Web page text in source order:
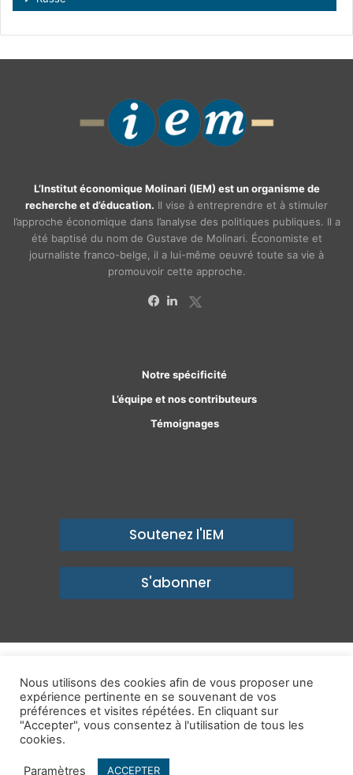
L’Institut économique Molinari (IEM) est un organisme de
recherche et d’éducation. Il vise à entreprendre et à stimuler
l’approche économique dans l’analyse des politiques publiques. Il a
été baptisé du nom de Gustave de Molinari. Économiste et
journaliste franco-belge, il a lui-même oeuvré toute sa vie à
promouvoir cette approche.
Notre spécificité
L’équipe et nos contributeurs
Témoignages
Soutenez l'IEM
S'abonner
un avenir prospère
Mentions légales-Politique de confidentialité-Contact
Publications
Nous utilisons des cookies afin de vous proposer une
expérience pertinente en se souvenant de vos
préférences et visites répétées. En cliquant sur
"Accepter", vous consentez à l'utilisation de tous les
cookies.
Paramètres ACCEPTER